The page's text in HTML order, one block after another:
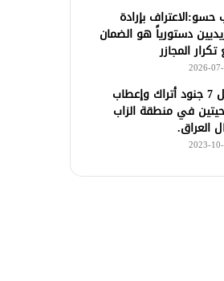
حسو:الاعتراف بإرادة
دستورياً هو الضمان
المجازر
2026-
مقتل 7 جنود أتراك وإعطاب
في منطقة الزاب
العراق.
2023-